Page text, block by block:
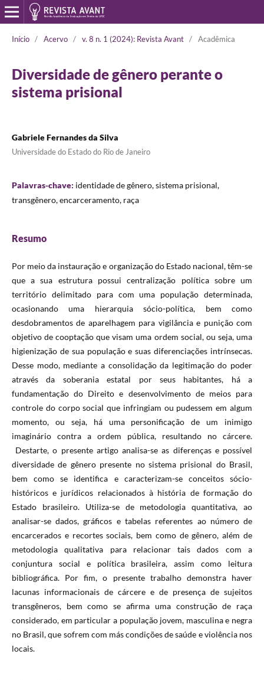
Início / Acervo / v. 8 n. 1 (2024): Revista Avant / Acadêmica
Diversidade de gênero perante o
sistema prisional
Gabriele Fernandes da Silva
Universidade do Estado do Rio de Janeiro
Palavras-chave: identidade de gênero, sistema prisional,
transgênero, encarceramento, raça
Resumo
Por meio da instauração e organização do Estado nacional, têm-se
que a sua estrutura possui centralização política sobre um
território delimitado para com uma população determinada,
ocasionando uma hierarquia sócio-política, bem como
desdobramentos de aparelhagem para vigilância e punição com
objetivo de cooptação que visam uma ordem social, ou seja, uma
higienização de sua população e suas diferenciações intrínsecas.
Desse modo, mediante a consolidação da legitimação do poder
através da soberania estatal por seus habitantes, há a
fundamentação do Direito e desenvolvimento de meios para
controle do corpo social que infringiam ou pudessem em algum
momento, ou seja, há uma personificação de um inimigo
imaginário contra a ordem pública, resultando no cárcere.
Destarte, o presente artigo analisa-se as diferenças e possível
diversidade de gênero presente no sistema prisional do Brasil,
bem como se identifica e caracterizam-se conceitos sócio-
históricos e jurídicos relacionados à história de formação do
Estado brasileiro. Utiliza-se de metodologia quantitativa, ao
analisar-se dados, gráficos e tabelas referentes ao número de
encarcerados e recortes sociais, bem como de gênero, além de
metodologia qualitativa para relacionar tais dados com a
conjuntura social e política brasileira, assim como leitura
bibliográfica. Por fim, o presente trabalho demonstra haver
lacunas informacionais de cárcere e de presença de sujeitos
transgêneros, bem como se afirma uma construção de raça
considerado, em particular a população jovem, masculina e negra
no Brasil, que sofrem com más condições de saúde e violência nos
locais.